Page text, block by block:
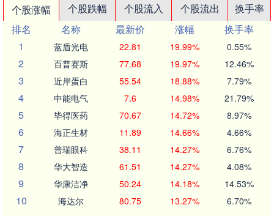
个股涨幅 个股跌幅 个股流入 个股流出
换手率
排名
名称 最新价 涨幅
换手率
1
蓝盾光电 22.81 19.99% 0.55%
2 百普赛斯 77.68 19.97% 12.46%
3 近岸蛋白 55.54 18.88% 7.79%
4 中能电气 7.6 14.98% 21.79%
5 毕得医药 70.67 14.72% 8.97%
6 海正生材 11.89 14.66% 4.66%
7 普瑞眼科 38.11 14.27% 6.76%
8 华大智造 61.51 14.27% 4.08%
9 华康洁净 50.24 14.18% 14.53%
10 海达尔 80.75 13.27% 6.70%